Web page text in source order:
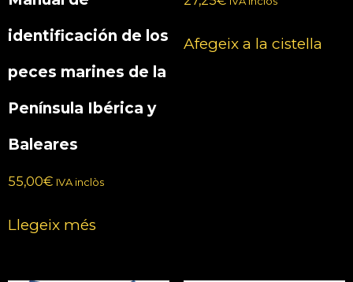
identificación de los
peces marines de la
Península Ibérica y
Baleares
55,00€ IVA inclòs
Llegeix més
Afegeix a la cistella